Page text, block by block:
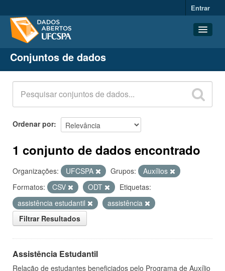
Entrar
Conjuntos de dados
Organizações
Grupos
Sobre
Conjuntos de dados
Ordenar por
1 conjunto de dados encontrado
Organizações: UFCSPA Grupos:
Auxílios
Formatos:
CSV ODT
Etiquetas:
assistência estudantil
assistência
Filtrar Resultados
Assistência Estudantil
Relação de estudantes beneficiados pelo Programa de Auxílio